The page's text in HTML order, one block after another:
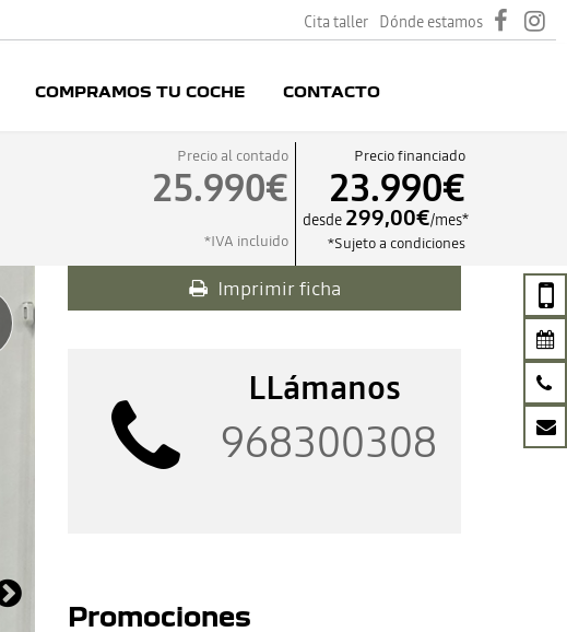
Cita taller Dónde estamos
COMPRAMOS TU COCHE CONTACTO
Precio al contado
25.990€
*IVA incluido
Precio financiado
23.990€
desde 299,00€/mes*
*Sujeto a condiciones
Imprimir ficha
LLámanos
968300308
Promociones